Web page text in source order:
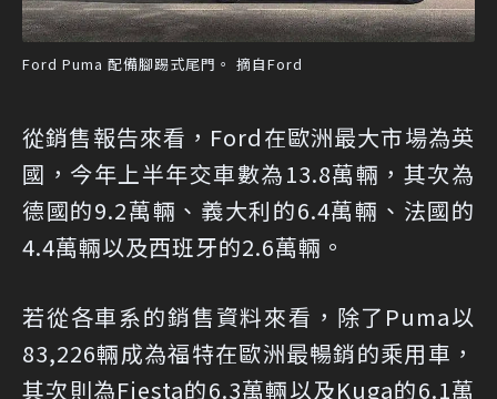
Ford Puma 配備腳踢式尾門。 摘自Ford
從銷售報告來看，Ford在歐洲最大市場為英
國，今年上半年交車數為13.8萬輛，其次為
德國的9.2萬輛、義大利的6.4萬輛、法國的
4.4萬輛以及西班牙的2.6萬輛。
若從各車系的銷售資料來看，除了Puma以
83,226輛成為福特在歐洲最暢銷的乘用車，
其次則為Fiesta的6.3萬輛以及Kuga的6.1萬